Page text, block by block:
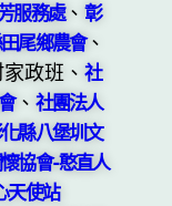
服務處、彰
尾鄉農會、
政班、 社
、 社團法人
縣八堡圳文
協會-憨直人
天使站